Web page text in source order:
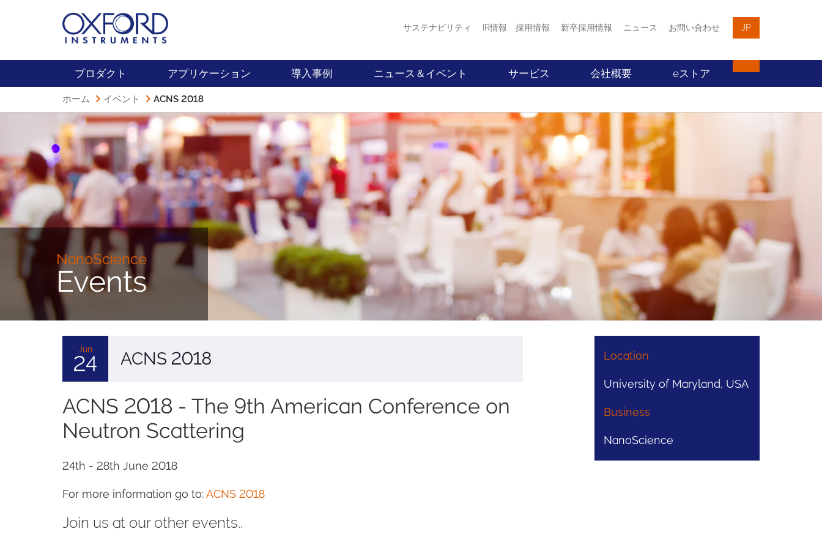
サステナビリティ IR情報 採用情報 新卒採用情報 ニュース お問い合わせ JP
プロダクト アプリケーション 導入事例 ニュース＆イベント サービス 会社概要 eストア
ホーム イベント ACNS 2018
NanoScience
Events
Jun
24 ACNS 2018
ACNS 2018 - The 9th American Conference on
Neutron Scattering
24th - 28th June 2018
For more information go to:ACNS 2018
Join us at our other events..
Location
University of Maryland, USA
Business
NanoScience